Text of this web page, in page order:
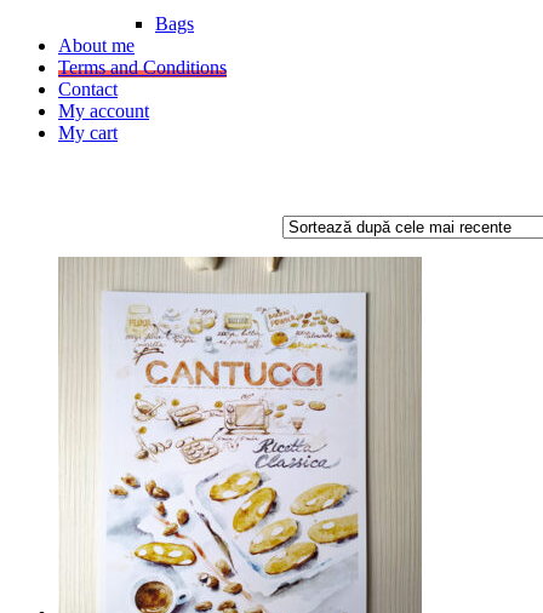
Bags
About me
Terms and Conditions
Contact
My account
My cart